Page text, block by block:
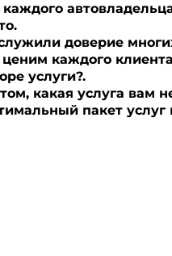
доверие
каждого
услуги?.
какая услуга вам
пакет